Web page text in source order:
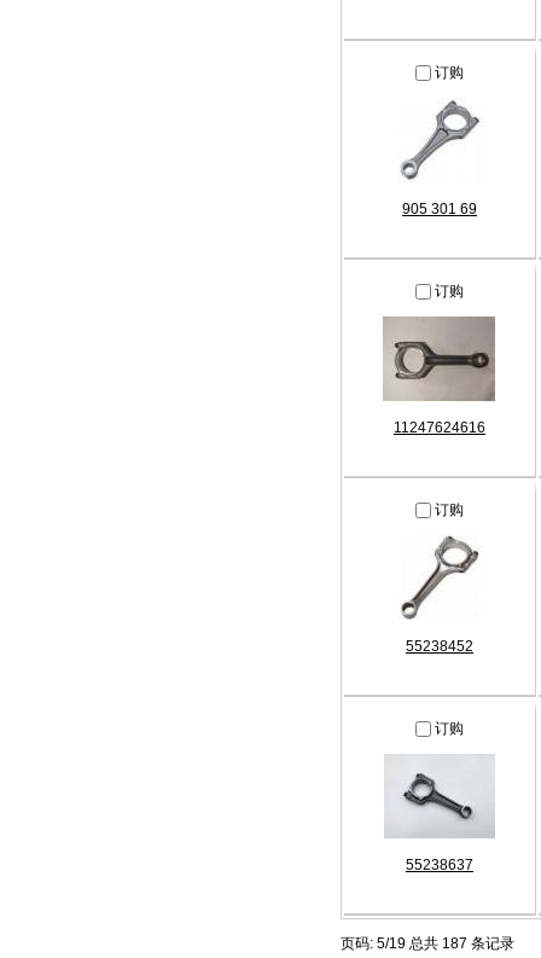
订购
905 301 69
订购
11247624616
订购
55238452
订购
55238637
页码: 5/19 总共 187 条记录